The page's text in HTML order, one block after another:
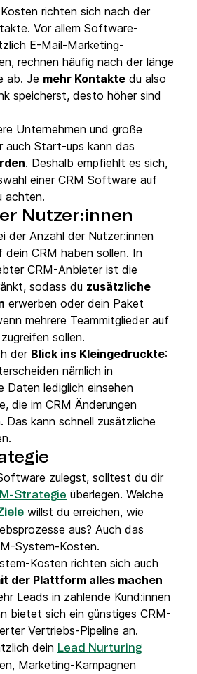
richten sich nach der
Vor allem Software-
E-Mail-Marketing-
rechnen häufig nach der länge
ab. Je mehr Kontakte du also
speicherst, desto höher sind
Unternehmen und große
auch Start-ups kann das
. Deshalb empfiehlt es sich,
einer CRM Software auf
achten.
Nutzer:innen
der Anzahl der Nutzer:innen
dein CRM haben sollen. In
CRM-Anbieter ist die
sodass du zusätzliche
erwerben oder dein Paket
mehrere Teammitglieder auf
sollen.
der Blick ins Kleingedruckte:
nämlich in
Daten lediglich einsehen
die im CRM Änderungen
Das kann schnell zusätzliche
zulegst, solltest du dir
Strategie überlegen. Welche
willst du erreichen, wie
aus? Auch das
System-Kosten.
Kosten richten sich auch
der Plattform alles machen
Leads in zahlende Kund:innen
bietet sich ein günstiges CRM-
Vertriebs-Pipeline an.
dein Lead Nurturing
Marketing-Kampagnen